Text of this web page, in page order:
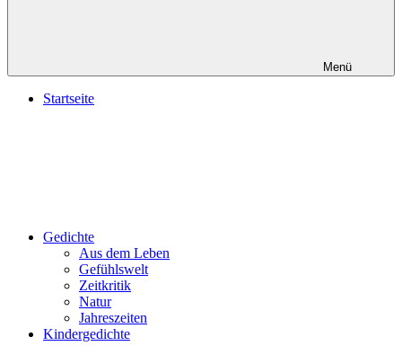
Menü
Startseite
Gedichte
Aus dem Leben
Gefühlswelt
Zeitkritik
Natur
Jahreszeiten
Kindergedichte